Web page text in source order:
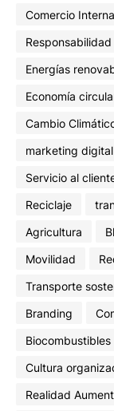
Comercio
Energías
Economía
Cambio
marketing digital
Servicio al
Reciclaje
Agricultura
Movilidad
Transporte
Branding
Biocombustibles
Cultura
Realidad